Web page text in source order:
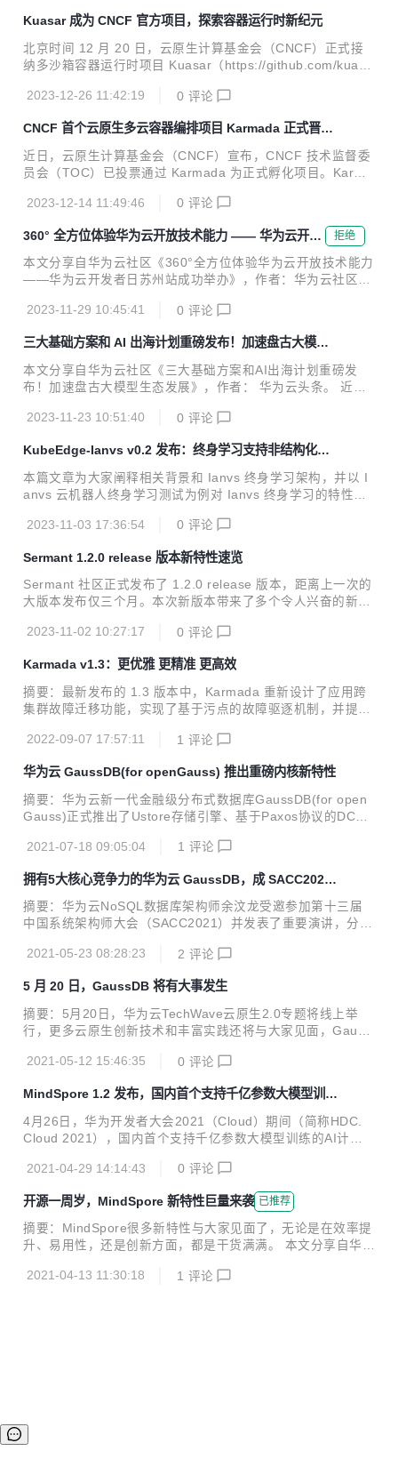
Kuasar 成为 CNCF 官方项目，探索容器运行时新纪元
北京时间 12 月 20 日，云原生计算基金会（CNCF）正式接
纳多沙箱容器运行时项目 Kuasar（https://github.com/kuasa
器运行时技术的探索、创新和发展。
2023-12-26 11:42:19 0 评论
CNCF 首个云原生多云容器编排项目 Karmada 正式晋级
孵化
近日，云原生计算基金会（CNCF）宣布，CNCF 技术监督委
员会（TOC）已投票通过 Karmada 为正式孵化项目。Karma
容器编排项目。 正式晋升 CNCF 孵化级，也意味着 Karmada
的技术生态受到全球业界广泛认可，在分布式云原生技术领域
进入了成熟新阶段。
2023-12-14 11:49:46 0 评论
360° 全方位体验华为云开放技术能力 —— 华为云开发
者日苏州站成功举办
拒绝
本文分享自华为云社区《360°全方位体验华为云开放技术能力
——华为云开发者日苏州站成功举办》，作者：华为云社区精
行，开发者不仅聆听了华为云技术专家在IoT与鸿蒙的结合，
坊、开发者体验区，展台亲身体验华为云产品的技术魅力。 华
为云开发者日是面向全球开发者的旗舰活动，汇聚来自千行百
业、高校、及科研院所的开发人员。全方位服务与赋能开发者
术分享、场景化动手体验、优秀应用创新推介，为开发者提供
2023-11-29 10:45:41 0 评论
三大基础方案和 AI 出海计划重磅发布！加速盘古大模型
生态发展
本文分享自华为云社区《三大基础方案和AI出海计划重磅发
布！加速盘古大模型生态发展》，作者： 华为云头条。 近
模型主题论坛·深圳站成功举办。华为云与多位不同行业的客
题展开深入交流分享。同时，华为云重磅发布了基于盘古大模
型打造的三大基础解决方案和华为云AI出海计划。 华为云EI服
务产品部部长尤鹏做开场致辞，分享了盘古大模型生态和昇腾
为云致力于打造开放、活力、创新的大模型生态，帮助行业解
2023-11-23 10:51:40 0 评论
KubeEdge-Ianvs v0.2 发布：终身学习支持非结构化场
景
本篇文章为大家阐释相关背景和 Ianvs 终身学习架构，并以 I
anvs 云机器人终身学习测试为例对 Ianvs 终身学习的特性进
2023-11-03 17:36:54
0 评论
Sermant 1.2.0 release 版本新特性速览
Sermant 社区正式发布了 1.2.0 release 版本，距离上一次的
大版本发布仅三个月。本次新版本带来了多个令人兴奋的新特
增了流量标签透传插件，将极大地提升用户和开发者的体验，
2023-11-02 10:27:17 0 评论
Karmada v1.3：更优雅 更精准 更高效
摘要：最新发布的 1.3 版本中，Karmada 重新设计了应用跨
集群故障迁移功能，实现了基于污点的故障驱逐机制，并提供
（不断服）。 本文分享自华为云社区《Karmada v1.3：更优
放的多云多集群容器编排引擎，旨在帮助用户在多云环境下部
署和运维业务应用。凭借兼容 Kubernetes 原生 API 的能力，
Karmada 可以平滑迁移单集群工作负载，并且仍可保持与 Ku
bernetes 周边生态工具链协同。 在最新发布的 1.3 版本中，
Karmada 重新设计了应用跨集群故...
2022-09-07 17:57:11 1 评论
华为云 GaussDB(for openGauss) 推出重磅内核新特性
摘要：华为云新一代金融级分布式数据库GaussDB(for open
Gauss)正式推出了Ustore存储引擎、基于Paxos协议的DCF
新比以往任何时候都要来得迅猛一些，数据库技术也在这股技
核技术也随之实现了跃迁式发展。 华为云数据库历来重视内核
技术研发，拥有丰富的数据库内核研发经验，并持续构筑了一
系列极具竞争力的内核特性。近期，华为云新一代金融级分布
擎、基于Paxos协议的DCF高可用组件等多个重大内核...
2021-07-18 09:05:04 1 评论
拥有5大核心竞争力的华为云 GaussDB，成 SACC2021
最靓那一个
摘要：华为云NoSQL数据库架构师余汶龙受邀参加第十三届
中国系统架构师大会（SACC2021）并发表了重要演讲，分享
产品核心竞争力，以创新技术构建业务敏捷性，驱动企业数字
十三届中国系统架构师大会（SACC2021）在云端进行网络直
播。华为云NoSQL数据库架构师余汶龙受邀参加并发表了重
要演讲，分享了GaussDB(for Redis)的存算分离架构设计理
驱动企业数字化转型。 Redis作为业界最受欢迎的NoSQ...
2021-05-23 08:28:23 2 评论
5 月 20 日，GaussDB 将有大事发生
摘要：5月20日，华为云TechWave云原生2.0专题将线上举
行，更多云原生创新技术和丰富实践还将与大家见面，Gauss
echWave云原生2.0专题日即将举行，GaussDB再次升级亮
一，并成为智能时代新的生产资料和企业数字化的生命，而数
据库则是支撑数据生命线的底座。数据库从作为一个信息系统
服务的支撑软件，已经转变为通过数据库云化来加速实现企业
段，基于统一云基础设施的云原生数据库，将成为企业数字化
2021-05-12 15:46:35 0 评论
MindSpore 1.2 发布，国内首个支持千亿参数大模型训练
AI 计算框架
4月26日，华为开发者大会2021（Cloud）期间（简称HDC.
Cloud 2021），国内首个支持千亿参数大模型训练的AI计算
“全自动并行、全场景AI、可解释推荐模型” 三大创新，让开发
者尽享AI开发。 全自动并行 MindSpore是业界首个基于网络
拓扑和集群资源自动感知的全自动并行框架，且基于全自动并
行能力已开发业界首个2000亿参数的中文预训练模型。 在静
态图模式下，MindSpore融合了流水线并行、模型并行和数据
并行标签，即可实现训练过程的自动切分，使...
2021-04-29 14:14:43 0 评论
开源一周岁，MindSpore 新特性巨量来袭 已推荐
摘要：MindSpore很多新特性与大家见面了，无论是在效率提
升、易用性，还是创新方面，都是干货满满。 本文分享自华为
单坚持。 最近，AI计算框架是业界的热点，各大厂商纷纷投身
2021-04-13 11:30:18 1 评论